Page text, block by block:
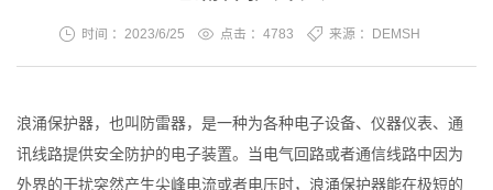
时间 ：2023/6/25 点击 ： 4783 来源 ：DEMSH
浪涌保护器，也叫防雷器，是一种为各种电子设备、仪器仪表、通
讯线路提供安全防护的电子装置。当电气回路或者通信线路中因为
外界的干扰突然产生尖峰电流或者电压时，浪涌保护器能在极短的